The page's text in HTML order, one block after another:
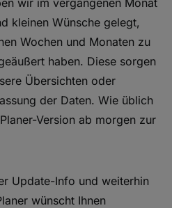
wir im vergangenen Monat
kleinen Wünsche gelegt,
Wochen und Monaten zu
haben. Diese sorgen
Übersichten oder
der Daten. Wie üblich
Version ab morgen zur
Update-Info und weiterhin
wünscht Ihnen